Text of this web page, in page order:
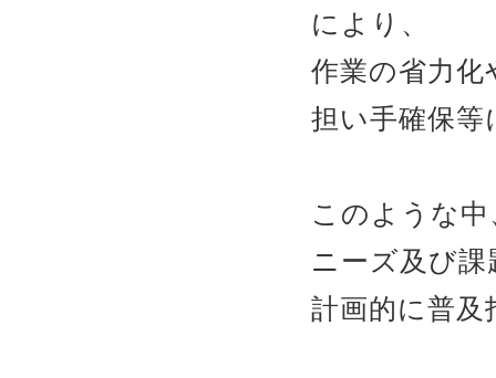
により、
作業の省力化
担い手確保
このような
ニーズ及び
計画的に普及